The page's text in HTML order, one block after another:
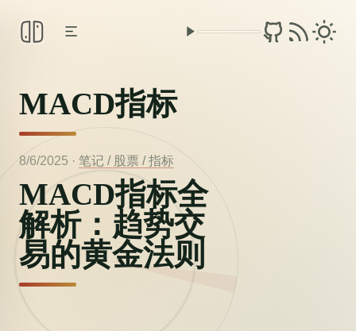
MACD指标
8/6/2025 · 笔记 / 股票 /指标
MACD指标全
解析：趋势交
易的黄金法则